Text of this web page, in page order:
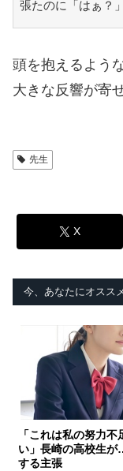
張たのに「はぁ？
頭を抱えるよう
大きな反響が寄
先生
X
今、あなたにオスス
「これは私の努力不
い」長崎の高校生が
する主張